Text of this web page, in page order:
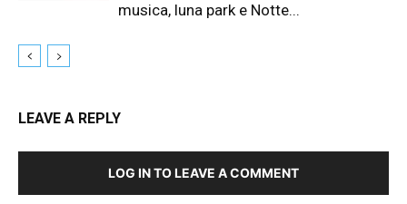
musica, luna park e Notte...
LEAVE A REPLY
LOG IN TO LEAVE A COMMENT